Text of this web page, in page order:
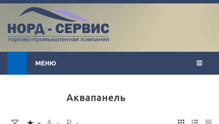
МЕНЮ
Аквапанель